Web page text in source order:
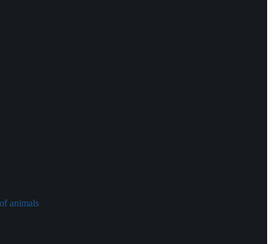
animals